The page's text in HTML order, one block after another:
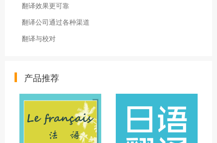
翻译效果更可靠
翻译公司通过各种渠道
翻译与校对
产品推荐